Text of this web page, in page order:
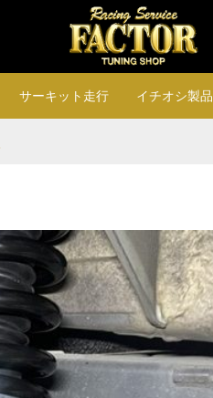
サーキット走行 イチオシ製品